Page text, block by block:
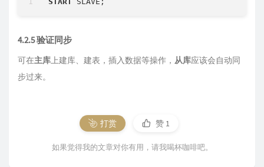
4.2.5 验证同步
可在主库 上建库、建表，插入数据等操作， 从库应该会自动同
步过来。
打赏 赞 1
如果觉得我的文章对你有用，请我喝杯咖啡吧。